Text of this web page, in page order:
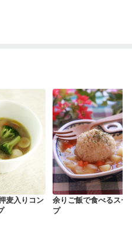
麦入りコン
余りご飯で食べるスー
プ